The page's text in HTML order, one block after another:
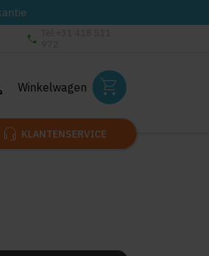
phone
Winkelwagen shopping_cart
headset_mic KLANTENSERVICE